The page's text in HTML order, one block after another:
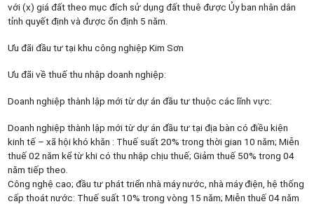
với (x) giá đất theo mục đích sử dụng đất thuê được Ủy ban nhân dân
tỉnh quyết định và được ổn định 5 năm.
Ưu đãi đầu tư tại khu công nghiệp Kim Sơn
Ưu đãi về thuế thu nhập doanh nghiệp:
Doanh nghiệp thành lập mới từ dự án đầu tư thuộc các lĩnh vực:
Doanh nghiệp thành lập mới từ dự án đầu tư tại địa bàn có điều kiện
kinh tế – xã hội khó khăn : Thuế suất 20% trong thời gian 10 năm; Miễn
thuế 02 năm kể từ khi có thu nhập chịu thuế; Giảm thuế 50% trong 04
năm tiếp theo.
Công nghệ cao; đầu tư phát triển nhà máy nước, nhà máy điện, hệ thống
cấp thoát nước: Thuế suất 10% trong vòng 15 năm; Miễn thuế 04 năm